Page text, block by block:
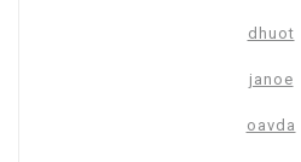
dhuot
janoe
oavda